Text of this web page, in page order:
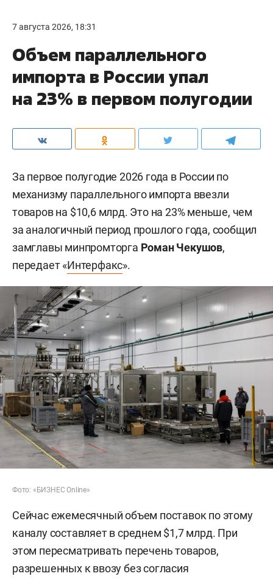
7 августа 2026, 18:31
Объем параллельного
импорта в России упал
на 23% в первом полугодии
За первое полугодие 2026 года в России по
механизму параллельного импорта ввезли
товаров на $10,6 млрд. Это на 23% меньше, чем
за аналогичный период прошлого года, сообщил
замглавы минпромторга Роман Чекушов,
передает «Интерфакс».
Фото: «БИЗНЕС Online»
Сейчас ежемесячный объем поставок по этому
каналу составляет в среднем $1,7 млрд. При
этом пересматривать перечень товаров,
разрешенных к ввозу без согласия